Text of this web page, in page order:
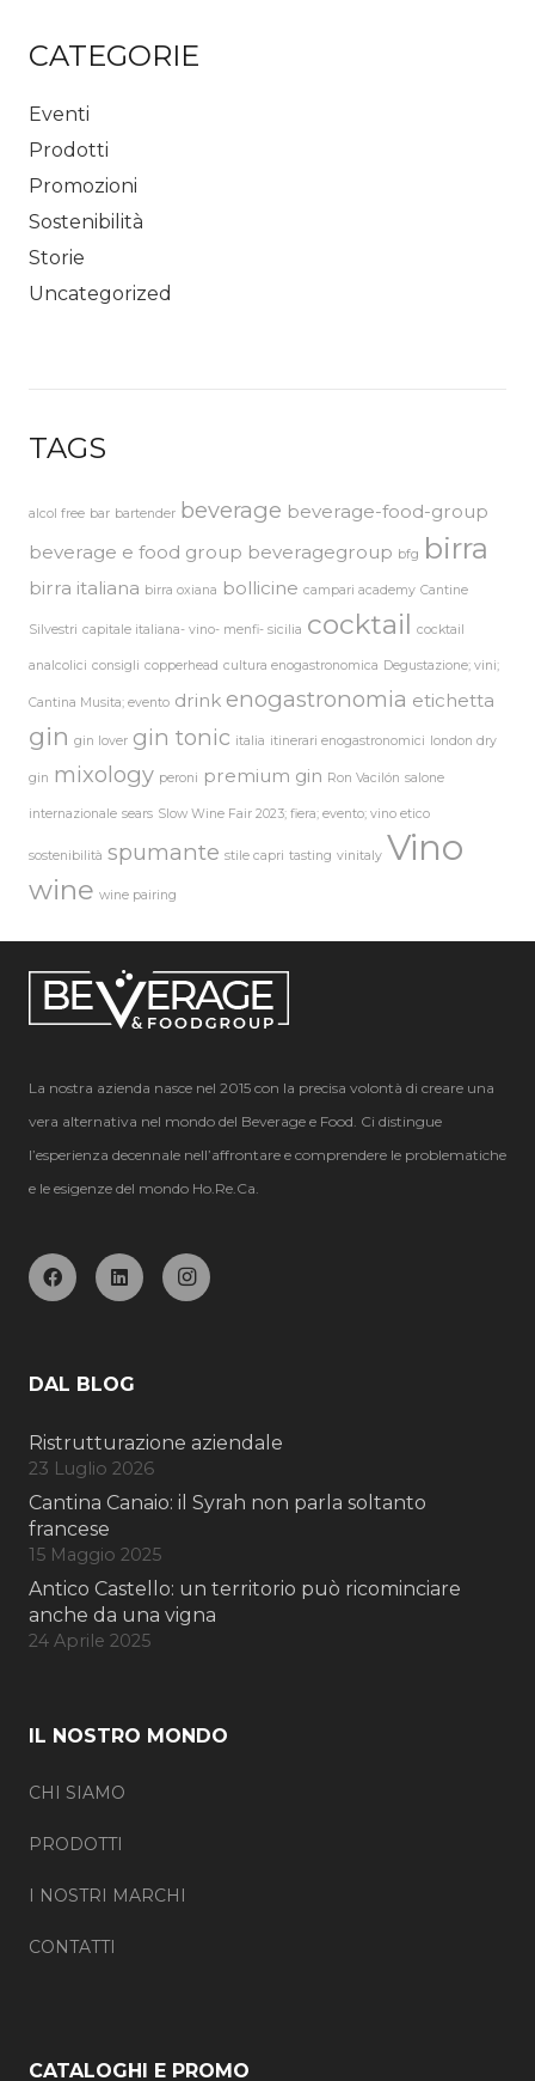
CATEGORIE
Eventi
Prodotti
Promozioni
Sostenibilità
Storie
Uncategorized
TAGS
alcol free bar bartender beverage beverage-food-group
beverage e food group beveragegroup bfg birra
birra italiana birra oxiana bollicine campari academy Cantine
Silvestri capitale italiana- vino- menfi- sicilia cocktail cocktail
analcolici consigli copperhead cultura enogastronomica Degustazione; vini;
Cantina Musita; evento drink enogastronomia etichetta
gin gin lover gin tonic italia itinerari enogastronomici london dry
gin mixology peroni premium gin Ron Vacilón salone
internazionale sears Slow Wine Fair 2023; fiera; evento; vino etico
sostenibilità spumante stile capri tasting vinitaly Vino
wine wine pairing
La nostra azienda nasce nel 2015 con la precisa volontà di creare una
vera alternativa nel mondo del Beverage e Food. Ci distingue
l’esperienza decennale nell’affrontare e comprendere le problematiche
e le esigenze del mondo Ho.Re.Ca.
DAL BLOG
Ristrutturazione aziendale
23 Luglio 2026
Cantina Canaio: il Syrah non parla soltanto
francese
15 Maggio 2025
Antico Castello: un territorio può ricominciare
anche da una vigna
24 Aprile 2025
IL NOSTRO MONDO
CHI SIAMO
PRODOTTI
I NOSTRI MARCHI
CONTATTI
CATALOGHI E PROMO